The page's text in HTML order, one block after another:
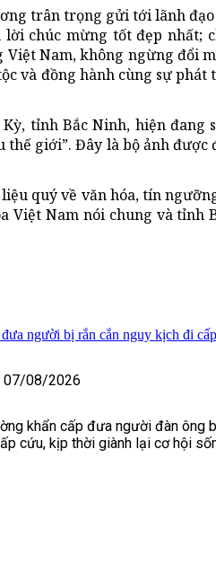
trân trọng gửi tới lãnh đạo
chúc mừng tốt đẹp nhất;
Nam, không ngừng đổi
và đồng hành cùng sự phát
tỉnh Bắc Ninh, hiện đang
giới”. Đây là bộ ảnh được
quý về văn hóa, tín
Việt Nam nói chung và tỉnh
người bị rắn cắn nguy kịch đi
07/08/2026
khẩn cấp đưa người đàn ông
cứu, kịp thời giành lại cơ hội